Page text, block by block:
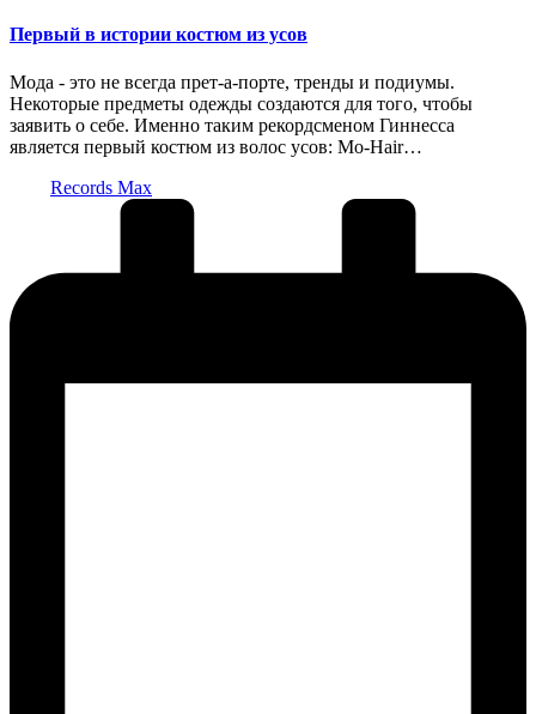
Первый в истории костюм из усов
Мода - это не всегда прет-а-порте, тренды и подиумы.
Некоторые предметы одежды создаются для того, чтобы
заявить о себе. Именно таким рекордсменом Гиннесса
является первый костюм из волос усов: Mo-Hair…
Records Max